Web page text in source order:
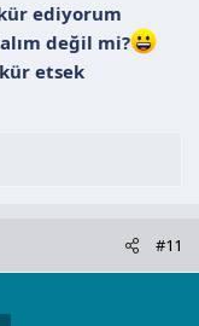
ediyorum
değil mi?
etsek
#11